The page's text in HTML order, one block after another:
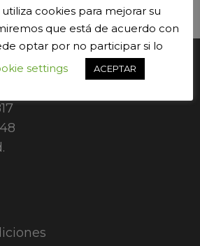
cookies para mejorar su
que está de acuerdo con
optar por no participar si lo
settings ACEPTAR